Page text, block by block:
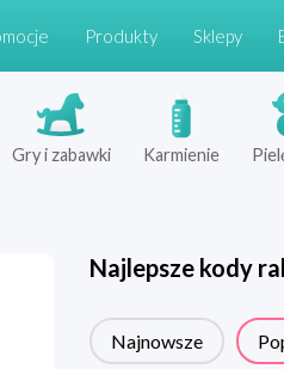
Produkty Sklepy
Gry i zabawki Karmienie
Najlepsze kody
Najnowsze